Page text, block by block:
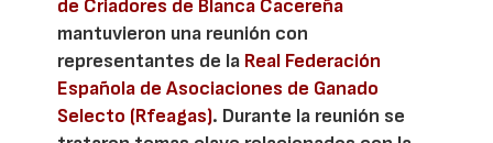
de Criadores de Blanca Cacereña
mantuvieron una reunión con
representantes de la Real Federación
Española de Asociaciones de Ganado
Selecto (Rfeagas). Durante la reunión se